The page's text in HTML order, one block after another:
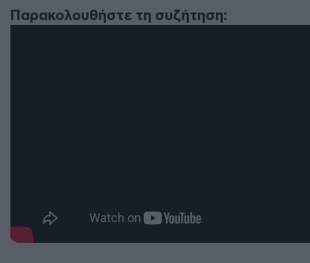
Παρακολουθήστε τη συζήτηση: